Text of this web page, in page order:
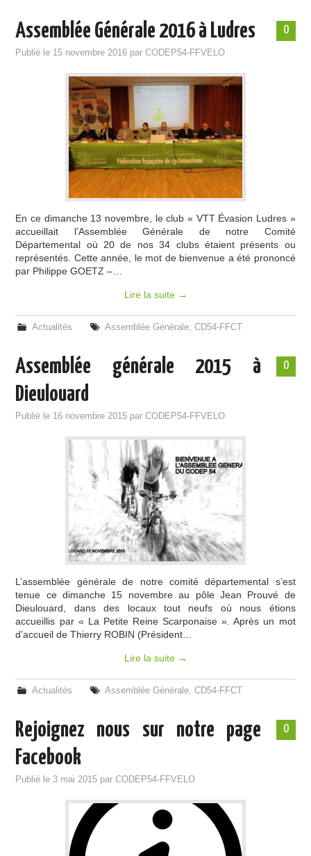
0
Assemblée Générale 2016 à Ludres
Publié le 15 novembre 2016 parCODEP54-FFVELO
En ce dimanche 13 novembre, le club « VTT Évasion Ludres »
accueillait l’Assemblée Générale de notre Comité
Départemental où 20 de nos 34 clubs étaient présents ou
représentés. Cette année, le mot de bienvenue a été prononcé
par Philippe GOETZ –…
Lire la suite →
Actualités Assemblée Générale, CD54-FFCT
0
Assemblée générale 2015 à
Dieulouard
Publié le 16 novembre 2015 parCODEP54-FFVELO
L’assemblée générale de notre comité départemental s’est
tenue ce dimanche 15 novembre au pôle Jean Prouvé de
Dieulouard, dans des locaux tout neufs où nous étions
accueillis par « La Petite Reine Scarponaise ». Après un mot
d’accueil de Thierry ROBIN (Président…
Lire la suite →
Actualités Assemblée Générale, CD54-FFCT
0
Rejoignez nous sur notre page
Facebook
Publié le 3 mai 2015 parCODEP54-FFVELO